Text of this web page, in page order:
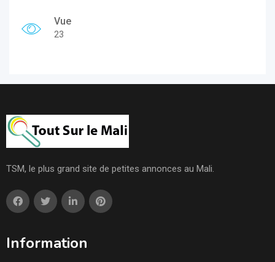
Vue
23
TSM, le plus grand site de petites annonces au Mali.
Information